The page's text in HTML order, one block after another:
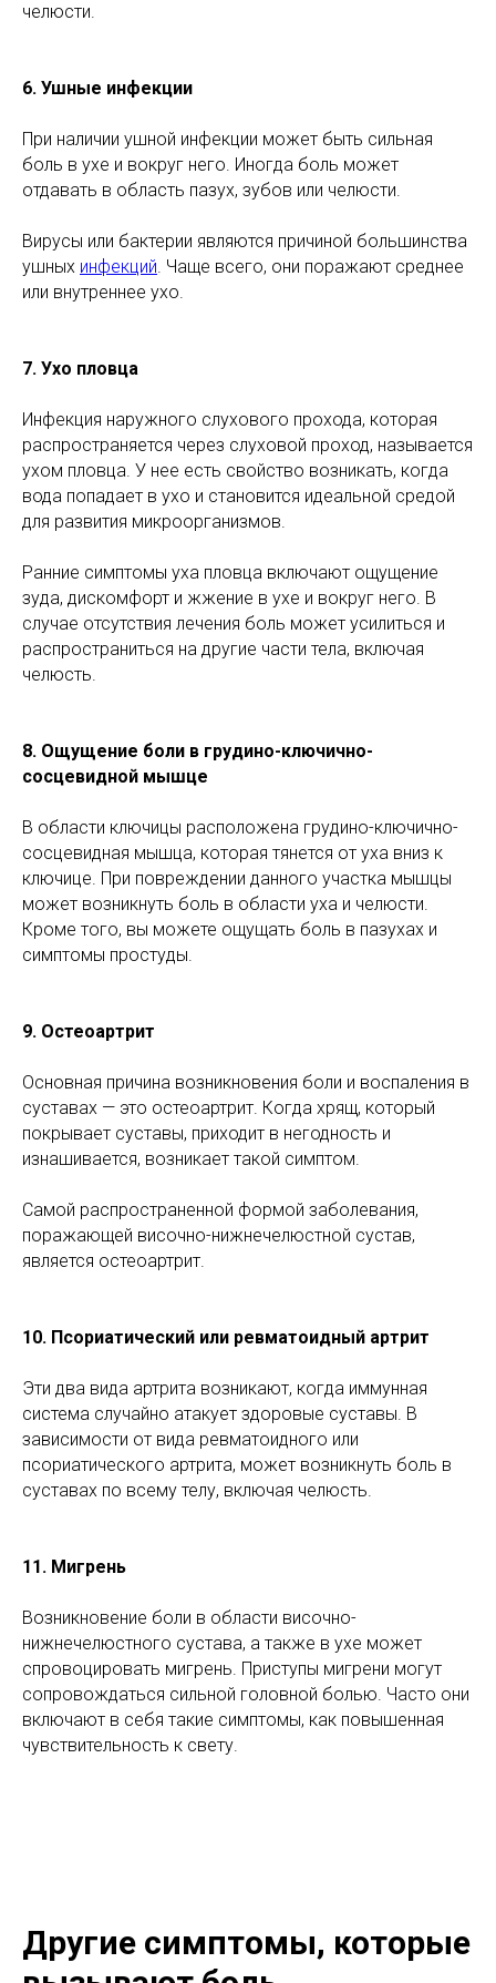
челюсти.
6. Ушные инфекции
При наличии ушной инфекции может быть сильная
боль в ухе и вокруг него. Иногда боль может
отдавать в область пазух, зубов или челюсти.
Вирусы или бактерии являются причиной большинства
ушных инфекций. Чаще всего, они поражают среднее
или внутреннее ухо.
7. Ухо пловца
Инфекция наружного слухового прохода, которая
распространяется через слуховой проход, называется
ухом пловца. У нее есть свойство возникать, когда
вода попадает в ухо и становится идеальной средой
для развития микроорганизмов.
Ранние симптомы уха пловца включают ощущение
зуда, дискомфорт и жжение в ухе и вокруг него. В
случае отсутствия лечения боль может усилиться и
распространиться на другие части тела, включая
челюсть.
8. Ощущение боли в грудино-ключично-
сосцевидной мышце
В области ключицы расположена грудино-ключично-
сосцевидная мышца, которая тянется от уха вниз к
ключице. При повреждении данного участка мышцы
может возникнуть боль в области уха и челюсти.
Кроме того, вы можете ощущать боль в пазухах и
симптомы простуды.
9. Остеоартрит
Основная причина возникновения боли и воспаления в
суставах — это остеоартрит. Когда хрящ, который
покрывает суставы, приходит в негодность и
изнашивается, возникает такой симптом.
Самой распространенной формой заболевания,
поражающей височно-нижнечелюстной сустав,
является остеоартрит.
10. Псориатический или ревматоидный артрит
Эти два вида артрита возникают, когда иммунная
система случайно атакует здоровые суставы. В
зависимости от вида ревматоидного или
псориатического артрита, может возникнуть боль в
суставах по всему телу, включая челюсть.
11. Мигрень
Возникновение боли в области височно-
нижнечелюстного сустава, а также в ухе может
спровоцировать мигрень. Приступы мигрени могут
сопровождаться сильной головной болью. Часто они
включают в себя такие симптомы, как повышенная
чувствительность к свету.
Другие симптомы, которые